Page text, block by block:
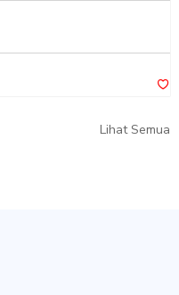
Lihat Semua